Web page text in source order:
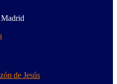
de Jesús